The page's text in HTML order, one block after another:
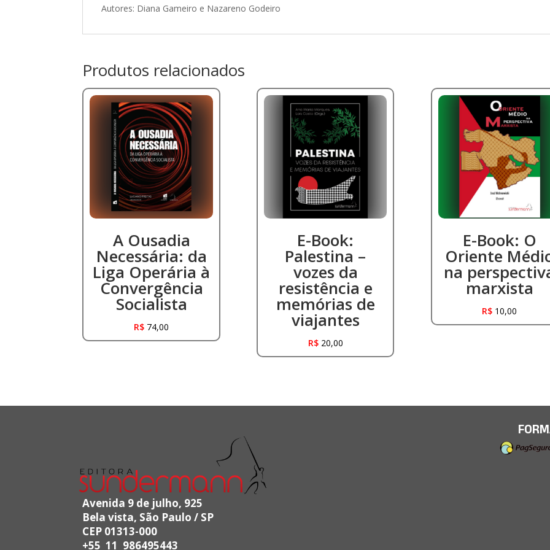
Autores: Diana Gameiro e Nazareno Godeiro
Produtos relacionados
A Ousadia
Necessária: da
Liga Operária à
Convergência
Socialista
R$ 74,00
E-Book:
Palestina –
vozes da
resistência e
memórias de
viajantes
R$20,00
E-Book: O
Oriente
na
marxista
R$ 10,00
Avenida 9 de julho, 925
Bela vista, São Paulo / SP
CEP 01313-000
+55 11 986495443